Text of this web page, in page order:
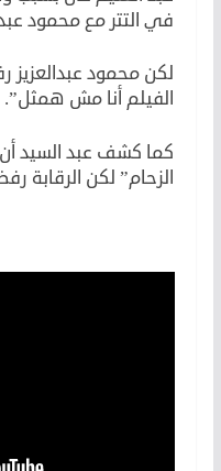
في التتر مع محمود
لكن محمود
الفيلم أنا مش همثل”.
كما كشف عبد السيد
الزحام” لكن الرقابة